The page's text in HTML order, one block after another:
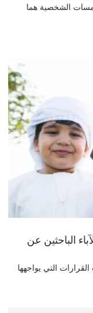
الشخصية هما
الباحثين عن
التي يواجهها